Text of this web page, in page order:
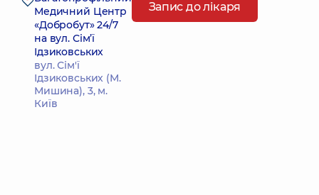
Медичний Центр
«Добробут» 24/7
на вул. Сім’ї
Ідзиковських
вул. Сім'ї
Ідзиковських (М.
Мишина), 3, м.
Київ
Запис до лікаря